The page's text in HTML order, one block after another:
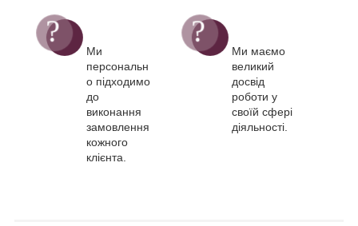
Ми
персональн
о підходимо
до
виконання
замовлення
кожного
клієнта.
Ми маємо
великий
досвід
роботи у
своїй сфері
діяльності.